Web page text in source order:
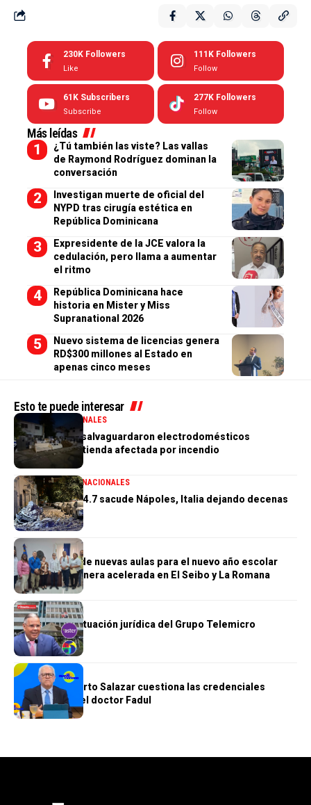
230K Followers
Like
111K Followers
Follow
61K Subscribers
Subscribe
277K Followers
Follow
Más leídas
¿Tú también las viste? Las vallas
de Raymond Rodríguez dominan la
conversación
Investigan muerte de oficial del
NYPD tras cirugía estética en
República Dominicana
Expresidente de la JCE valora la
cedulación, pero llama a aumentar
el ritmo
República Dominicana hace
historia en Mister y Miss
Supranational 2026
Nuevo sistema de licencias genera
RD$300 millones al Estado en
apenas cinco meses
Esto te puede interesar
GENERALES NACIONALES
PN aclara que salvaguardaron electrodomésticos
sustraídos de tienda afectada por incendio
GENERALESINTERNACIONALES
Terremoto de 4.7 sacude Nápoles, Italia dejando decenas
de heridos
GENERALES
Construcción de nuevas aulas para el nuevo año escolar
avanzan de manera acelerada en El Seibo y La Romana
GENERALES
Se complica situación jurídica del Grupo Telemicro
GENERALES
Doctor Humberto Salazar cuestiona las credenciales
académicas del doctor Fadul